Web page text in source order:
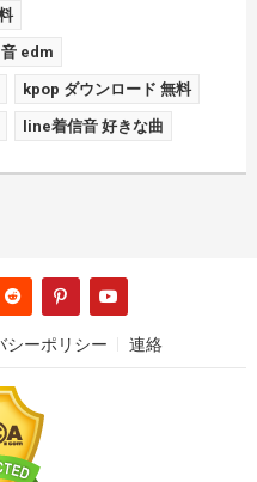
edm
kpop ダウンロード 無料
line着信音 好きな曲
シーポリシー 連絡